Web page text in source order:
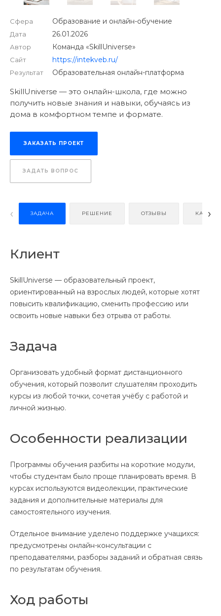
Сфера
Дата
Автор
Сайт
Результат
Образование и онлайн-обучение
26.01.2026
Команда «SkillUniverse»
https://intekveb.ru/
Образовательная онлайн-платформа
SkillUniverse — это онлайн-школа, где можно
получить новые знания и навыки, обучаясь из
дома в комфортном темпе и формате.
ЗАКАЗАТЬ ПРОЕКТ
ЗАДАТЬ ВОПРОС
ЗАДАЧА РЕШЕНИЕ ОТЗЫВЫ КАК
‹ ›
Клиент
SkillUniverse — образовательный проект,
ориентированный на взрослых людей, которые хотят
повысить квалификацию, сменить профессию или
освоить новые навыки без отрыва от работы.
Задача
Организовать удобный формат дистанционного
обучения, который позволит слушателям проходить
курсы из любой точки, сочетая учёбу с работой и
личной жизнью.
Особенности реализации
Программы обучения разбиты на короткие модули,
чтобы студентам было проще планировать время. В
курсах используются видеолекции, практические
задания и дополнительные материалы для
самостоятельного изучения.
Отдельное внимание уделено поддержке учащихся:
предусмотрены онлайн-консультации с
преподавателями, разборы заданий и обратная связь
по результатам обучения.
Ход работы